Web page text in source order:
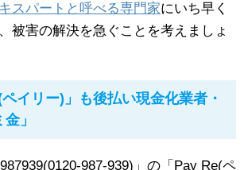
スパートと呼べる専門家にいち早く
被害の解決を急ぐことを考えましょ
ペイリー)」も後払い現金化業者・
」
987-939)」の「Pay Re(ペ